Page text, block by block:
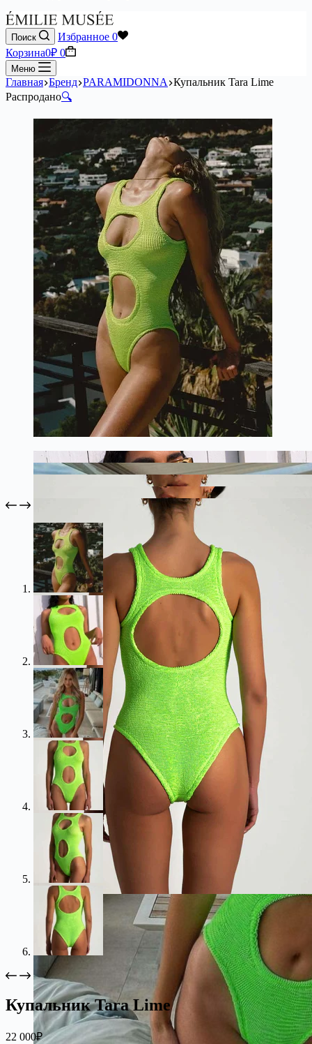
Поиск Избранное 0
Корзина0₽ 0
Меню
Главная Бренд PARAMIDONNA Купальник Tara Lime
Распродано🔍
Купальник Tara Lime
22 000₽